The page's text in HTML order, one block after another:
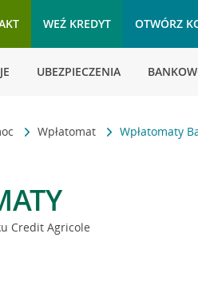
WEŹ KREDYT OTWÓRZ
UBEZPIECZENIA
Wpłatomat Wpłatomaty
Credit Agricole